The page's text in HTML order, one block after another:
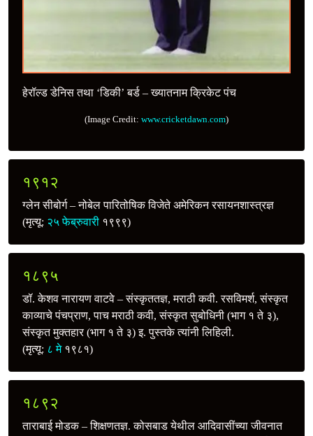
हेरॉल्ड डेनिस तथा ‘डिकी’ बर्ड – ख्यातनाम क्रिकेट पंच
(Image Credit: www.cricketdawn.com)
१९१२
ग्लेन सीबोर्ग – नोबेल पारितोषिक विजेते अमेरिकन रसायनशास्त्रज्ञ
(मृत्यू: २५ फेब्रुवारी १९९९)
१८९५
डॉ. केशव नारायण वाटवे – संस्कृततज्ञ, मराठी कवी. रसविमर्श, संस्कृत
काव्याचे पंचप्राण, पाच मराठी कवी, संस्कृत सुबोधिनी (भाग १ ते ३),
संस्कृत मुक्तहार (भाग १ ते ३) इ. पुस्तके त्यांनी लिहिली.
(मृत्यू: ८ मे१९८१)
१८९२
ताराबाई मोडक – शिक्षणतज्ञ. कोसबाड येथील आदिवासींच्या जीवनात